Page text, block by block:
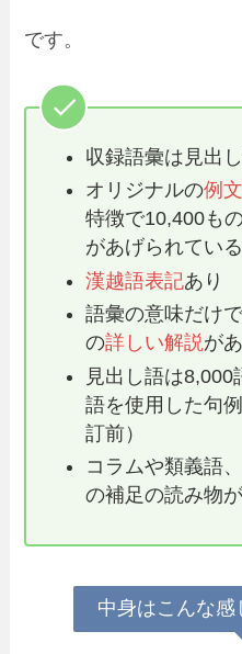
です。
収録語彙は見出
オリジナルの例
特徴で10,400も
があげられている
漢越語表記あり
語彙の意味だけ
の詳しい解説が
見出し語は
語を使用した句
訂前）
コラムや類義語
の補足の読み物
中身はこんな